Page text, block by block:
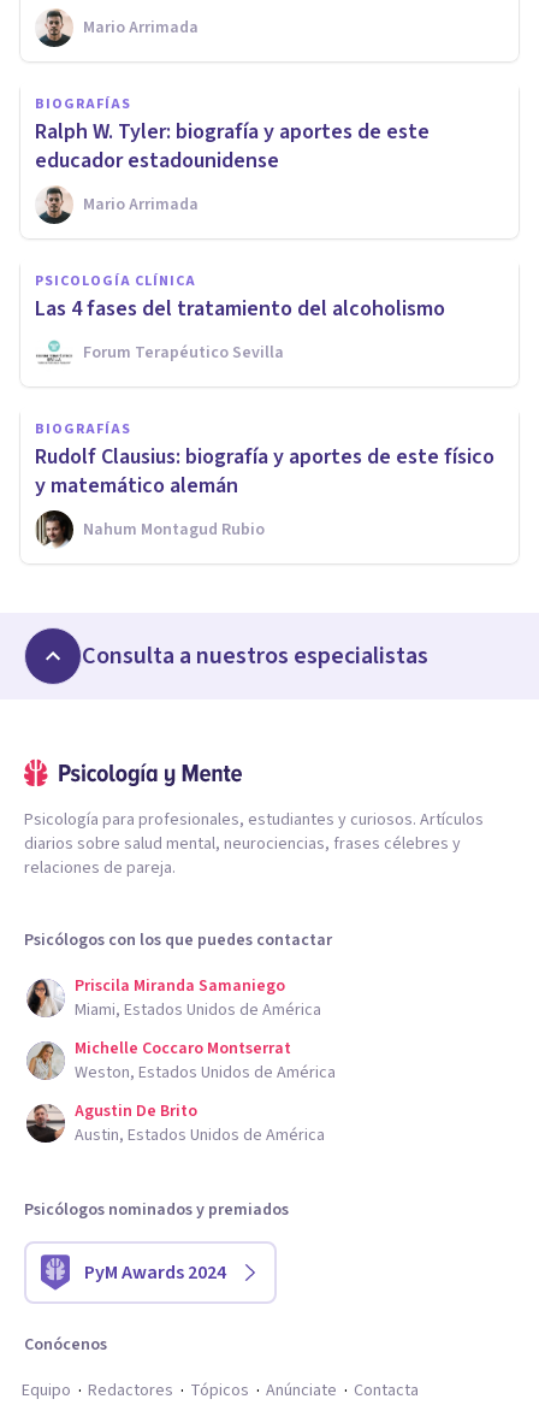
Mario Arrimada
BIOGRAFÍAS
Ralph W. Tyler: biografía y aportes de este
educador estadounidense
Mario Arrimada
PSICOLOGÍA CLÍNICA
Las 4 fases del tratamiento del alcoholismo
Forum Terapéutico Sevilla
BIOGRAFÍAS
Rudolf Clausius: biografía y aportes de este físico
y matemático alemán
Nahum Montagud Rubio
Consulta a nuestros especialistas
Psicología para profesionales, estudiantes y curiosos. Artículos
diarios sobre salud mental, neurociencias, frases célebres y
relaciones de pareja.
Psicólogos con los que puedes contactar
Priscila Miranda Samaniego
Miami, Estados Unidos de América
Michelle Coccaro Montserrat
Weston, Estados Unidos de América
Agustin De Brito
Austin, Estados Unidos de América
Psicólogos nominados y premiados
PyM Awards 2024
Conócenos
Equipo
Redactores Tópicos Anúnciate Contacta